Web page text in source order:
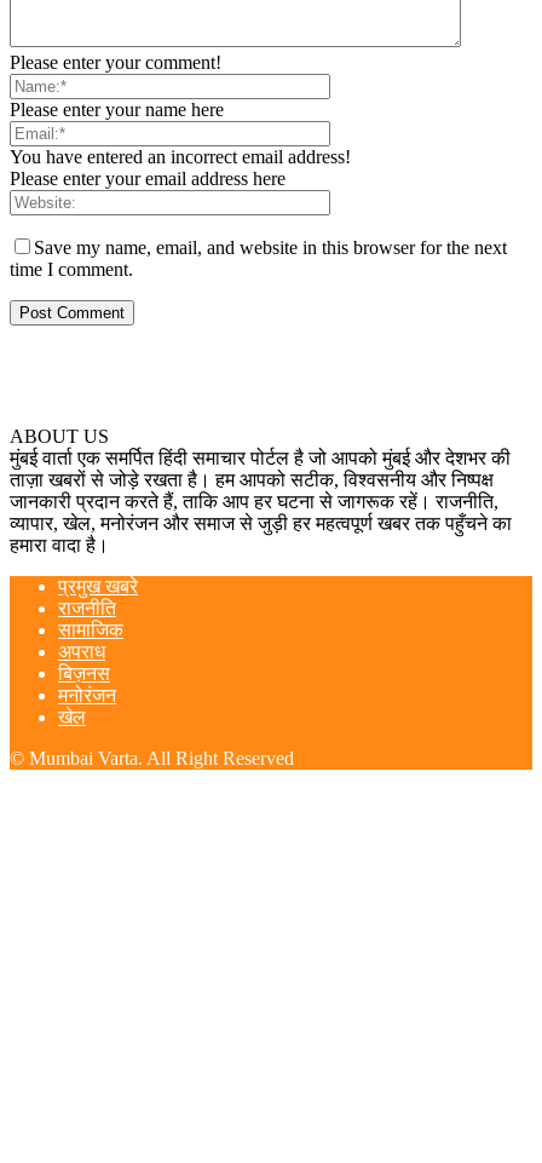
Please enter your comment!
Please enter your name here
You have entered an incorrect email address!
Please enter your email address here
Save my name, email, and website in this browser for the next
time I comment.
ABOUT US
मुंबई वार्ता एक समर्पित हिंदी समाचार पोर्टल है जो आपको मुंबई और देशभर की
ताज़ा खबरों से जोड़े रखता है। हम आपको सटीक, विश्वसनीय और निष्पक्ष
जानकारी प्रदान करते हैं, ताकि आप हर घटना से जागरूक रहें। राजनीति,
व्यापार, खेल, मनोरंजन और समाज से जुड़ी हर महत्वपूर्ण खबर तक पहुँचने का
हमारा वादा है।
प्रमुख खबरे
राजनीति
सामाजिक
अपराध
बिज़नस
मनोरंजन
खेल
© Mumbai Varta. All Right Reserved